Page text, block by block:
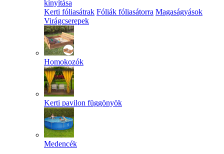
kinyitása
Kerti fóliasátrak Fóliák fóliasátorra Magaságyások
Virágcserepek
Homokozók
Kerti pavilon függönyök
Medencék